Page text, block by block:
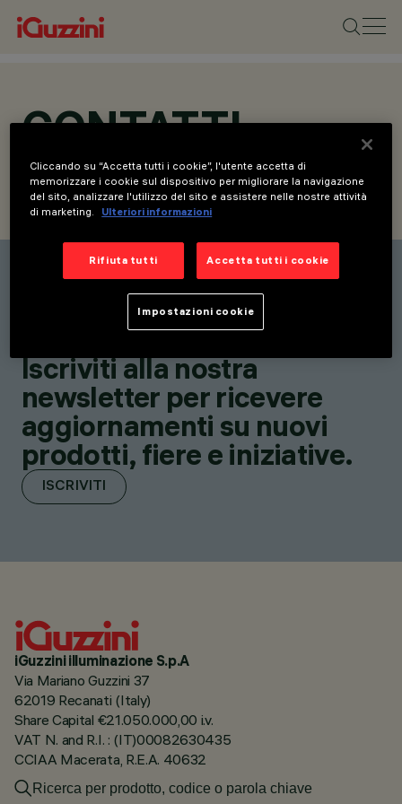
CONTATTI
CONTATTI RICHIEDI INFORMAZIONI
Elenco contatti
Rimani aggiornato sulle
nostre ultime innovazioni.
Iscriviti alla nostra
newsletter per ricevere
aggiornamenti su nuovi
prodotti, fiere e iniziative.
ISCRIVITI
iGuzzini illuminazione S.p.A
Via Mariano Guzzini 37
62019 Recanati (Italy)
Share Capital €21.050.000,00 i.v.
VAT N. and R.I. : (IT)00082630435
CCIAA Macerata, R.E.A. 40632
Cliccando su “Accetta tutti i cookie”, l'utente accetta di
memorizzare i cookie sul dispositivo per migliorare la navigazione
del sito, analizzare l'utilizzo del sito e assistere nelle nostre attività
di marketing.
Ulteriori informazioni
Rifiuta tutti Accetta tutti i cookie
Impostazioni cookie